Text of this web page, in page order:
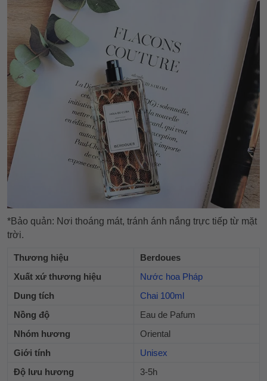
*Bảo quản: Nơi thoáng mát, tránh ánh nắng trực tiếp từ mặt
trời.
Thương hiệu
Berdoues
Xuất xứ thương hiệu
Nước hoa Pháp
Dung tích
Chai 100ml
Nồng độ
Eau de Pafum
Nhóm hương
Oriental
Giới tính
Unisex
Độ lưu hương
3-5h